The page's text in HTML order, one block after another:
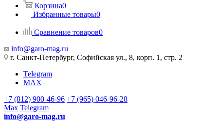
Корзина0
Избранные товары0
Сравнение товаров0
info@garo-mag.ru
г. Санкт-Петербург, Софийская ул., 8, корп. 1, стр. 2
Telegram
MAX
+7 (812) 900-46-96 +7 (965) 046-96-28
Max Telegram
info@garo-mag.ru